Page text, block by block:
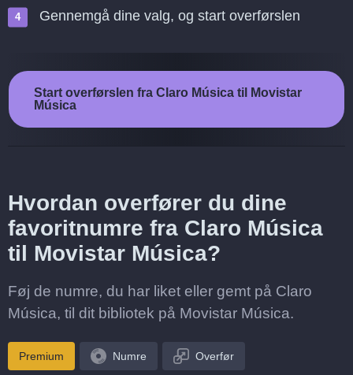
Gennemgå dine valg, og start overførslen
Start overførslen fra Claro Música til Movistar
Música
Hvordan overfører du dine
favoritnumre fra Claro Música
til Movistar Música?
Føj de numre, du har liket eller gemt på Claro
Música, til dit bibliotek på Movistar Música.
Premium Numre Overfør